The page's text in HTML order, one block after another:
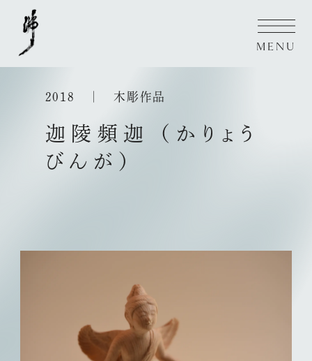
M E N U
2018 木彫作品
迦陵頻迦（かりょう
びんが）